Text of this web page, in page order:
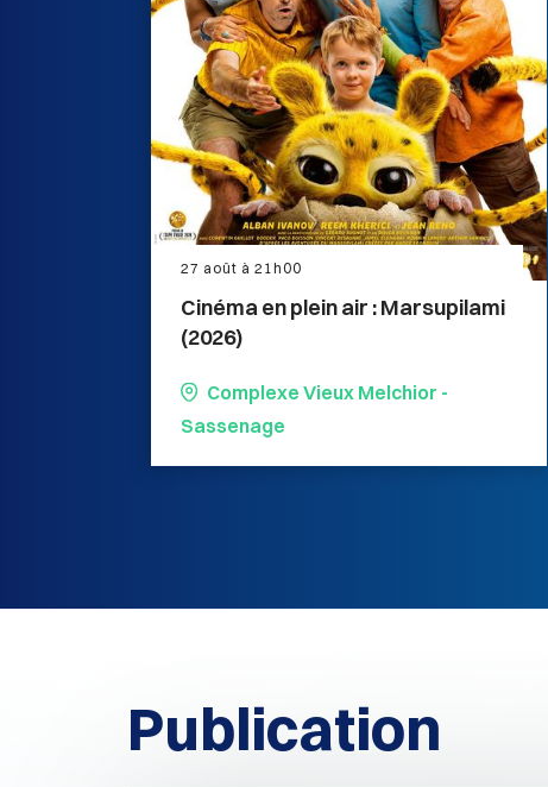
27 août à 21h00
Cinéma en plein air : Marsupilami
(2026)
Complexe Vieux Melchior -
Sassenage
Publication